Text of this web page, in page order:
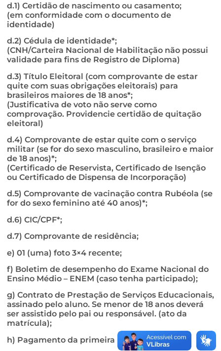
d.1) Certidão de nascimento ou casamento;
(em conformidade com o documento de
identidade)
d.2) Cédula de identidade*;
(CNH/Carteira Nacional de Habilitação não possui
validade para fins de Registro de Diploma)
d.3) Título Eleitoral (com comprovante de estar
quite com suas obrigações eleitorais) para
brasileiros maiores de 18 anos*;
(Justificativa de voto não serve como
comprovação. Providencie certidão de quitação
eleitoral)
d.4) Comprovante de estar quite com o serviço
militar (se for do sexo masculino, brasileiro e maior
de 18 anos)*;
(Certificado de Reservista, Certificado de Isenção
ou Certificado de Dispensa de Incorporação)
d.5) Comprovante de vacinação contra Rubéola (se
for do sexo feminino até 40 anos)*;
d.6) CIC/CPF*;
d.7) Comprovante de residência;
e) 01 (uma) foto 3×4 recente;
f) Boletim de desempenho do Exame Nacional do
Ensino Médio – ENEM (caso tenha participado);
g) Contrato de Prestação de Serviços Educacionais,
assinado pelo aluno. Se menor de 18 anos deverá
ser assistido pelo pai ou responsável. (ato da
matrícula);
h) Pagamento da primeira mensalidade.